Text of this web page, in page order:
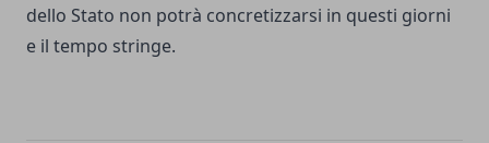
dello Stato non potrà concretizzarsi in questi giorni
e il tempo stringe.